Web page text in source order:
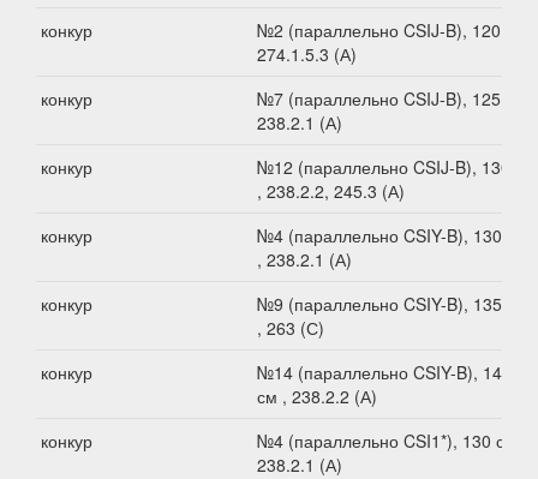
конкур
№2 (параллельно CSIJ-B), 120 см ,
274.1.5.3 (А)
конкур
№7 (параллельно CSIJ-B), 125 см ,
238.2.1 (А)
конкур
№12 (параллельно CSIJ-B), 130 см
, 238.2.2, 245.3 (А)
конкур
№4 (параллельно CSIY-B), 130 см
, 238.2.1 (А)
конкур
№9 (параллельно CSIY-B), 135 см
, 263 (С)
конкур
№14 (параллельно CSIY-B), 140
см , 238.2.2 (А)
конкур
№4 (параллельно CSI1*), 130 см ,
238.2.1 (А)